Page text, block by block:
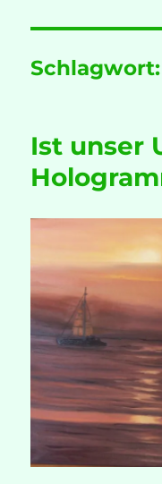
Schlagwort:
Ist unser